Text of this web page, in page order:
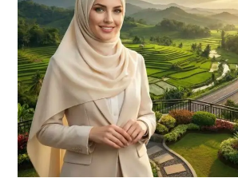
Bogor
Jalur
Wisata
Puncak
2